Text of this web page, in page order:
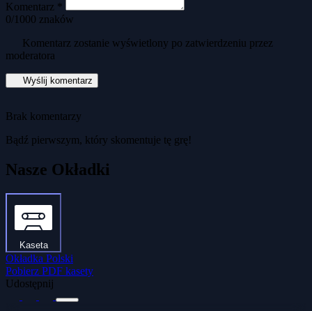
Komentarz *
0/1000 znaków
Komentarz zostanie wyświetlony po zatwierdzeniu przez
moderatora
Wyślij komentarz
Brak komentarzy
Bądź pierwszym, który skomentuje tę grę!
Nasze Okładki
Kaseta
Okładka Polski
Pobierz PDF kasety
Udostępnij